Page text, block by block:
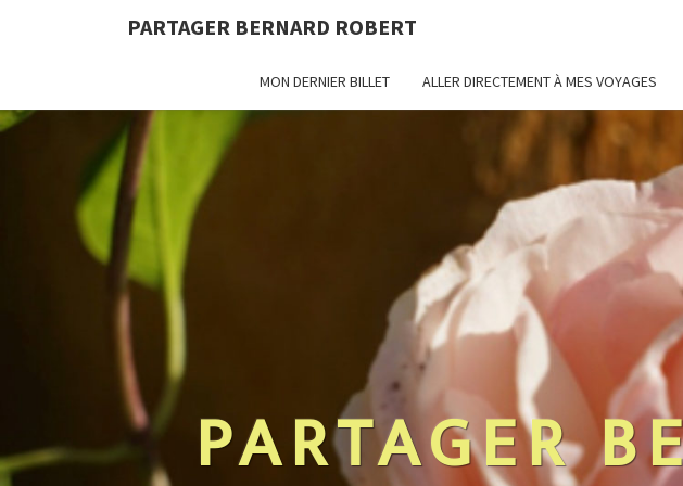
PARTAGER BERNARD ROBERT
MON DERNIER BILLET ALLER DIRECTEMENT À MES VOYAGES
PARTAGER